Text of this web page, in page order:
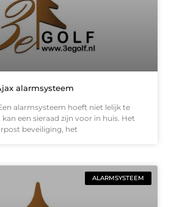
alarmsysteem
alarmsysteem hoeft niet lelijk te
een sieraad zijn voor in huis. Het
beveiliging, het
ALARMSYSTEEM